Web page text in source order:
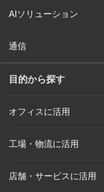
AIソリューション
通信
目的から探す
オフィスに活用
工場・物流に活用
店舗・サービスに活用